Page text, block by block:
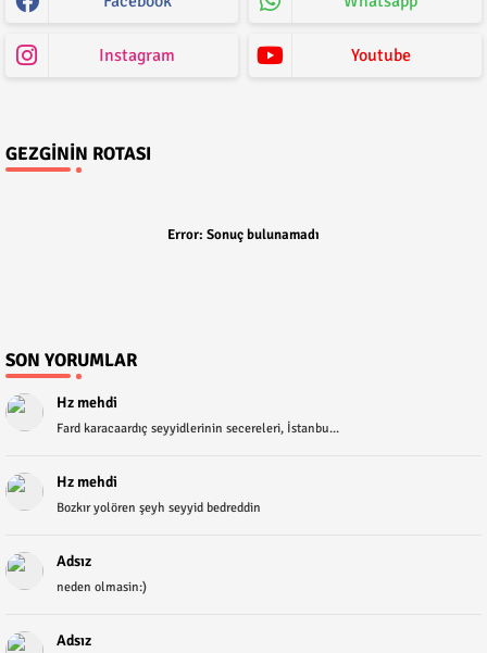
Instagram Youtube
GEZGININ ROTASI
Error: Sonuç bulunamadı
SON YORUMLAR
Hz mehdi
Fard karacaardıç seyyidlerinin secereleri, İstanbu...
Hz mehdi
Bozkır yolören şeyh seyyid bedreddin
Adsız
neden olmasin:)
Adsız